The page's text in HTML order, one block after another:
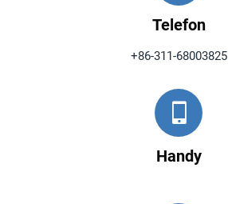
Telefon
+86-311-68003825
Handy